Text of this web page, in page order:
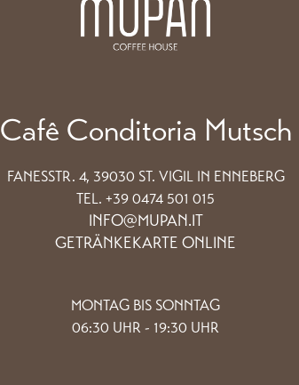
Cafê Conditoria Mutsch
FANESSTR. 4, 39030 ST. VIGIL IN ENNEBERG
TEL. +39 0474 501 015
INFO@MUPAN.IT
GETRÄNKEKARTE ONLINE
MONTAG BIS SONNTAG
06:30 UHR - 19:30 UHR